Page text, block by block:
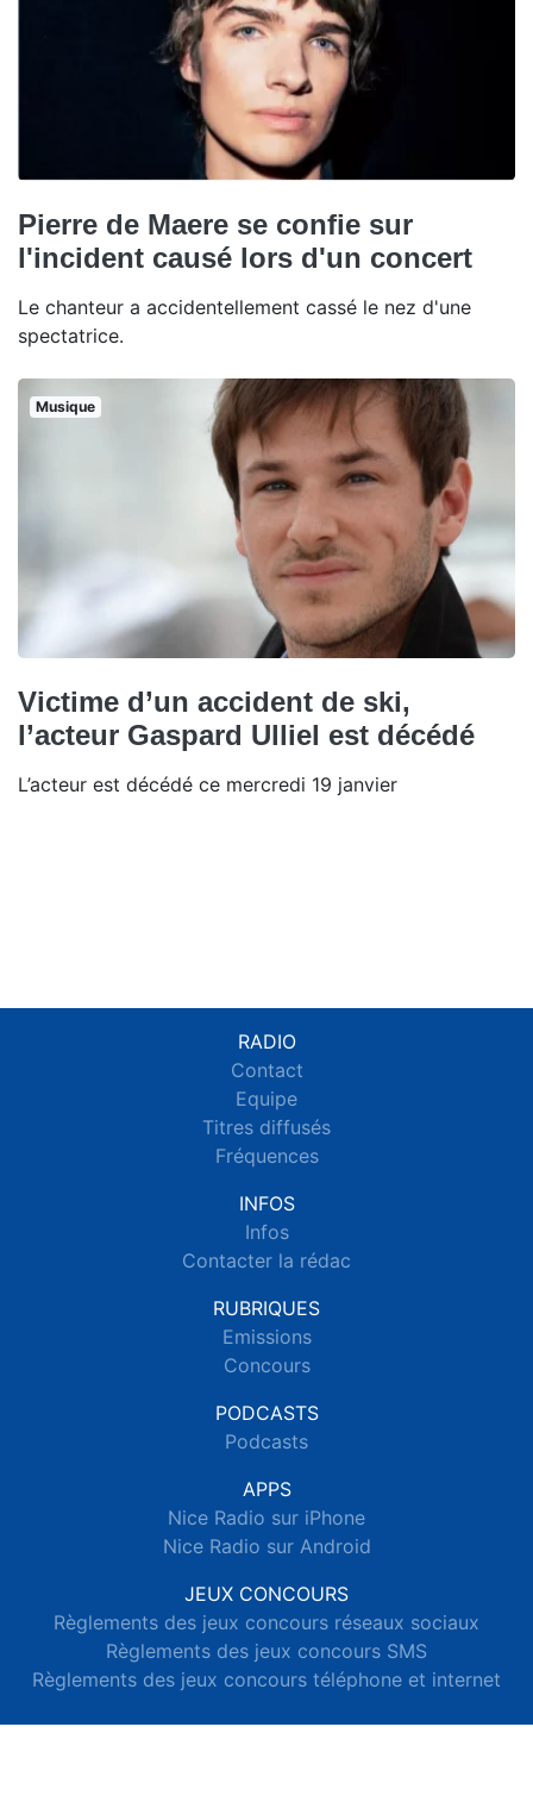
Pierre de Maere se confie sur
l'incident causé lors d'un concert
Le chanteur a accidentellement cassé le nez d'une
spectatrice.
Musique
Victime d’un accident de ski,
l’acteur Gaspard Ulliel est décédé
L’acteur est décédé ce mercredi 19 janvier
RADIO
Contact
Equipe
Titres diffusés
Fréquences
INFOS
Infos
Contacter la rédac
RUBRIQUES
Emissions
Concours
PODCASTS
Podcasts
APPS
Nice Radio sur iPhone
Nice Radio sur Android
JEUX CONCOURS
Règlements des jeux concours réseaux sociaux
Règlements des jeux concours SMS
Règlements des jeux concours téléphone et internet